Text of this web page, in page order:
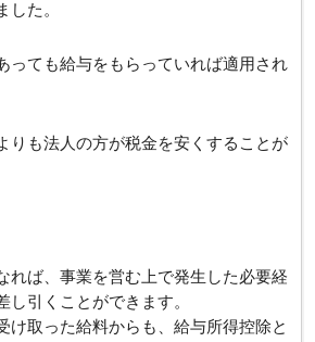
した。
っても給与をもらっていれば適用され
りも法人の方が税金を安くすることが
れば、事業を営む上で発生した必要経
し引くことができます。
け取った給料からも、給与所得控除と